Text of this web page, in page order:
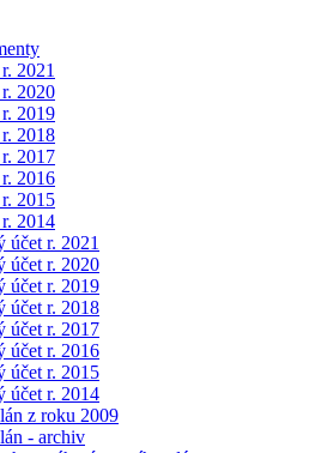
2021
2020
2019
2018
2017
2016
2015
2014
účet r. 2021
účet r. 2020
účet r. 2019
účet r. 2018
účet r. 2017
účet r. 2016
účet r. 2015
účet r. 2014
z roku 2009
- archiv